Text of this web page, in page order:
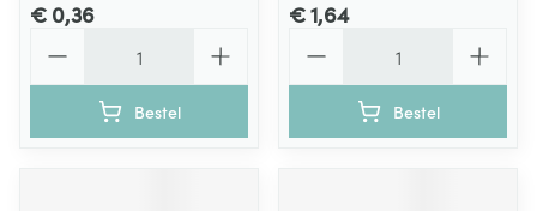
€ 0,36
Bestel
€ 1,64
Bestel